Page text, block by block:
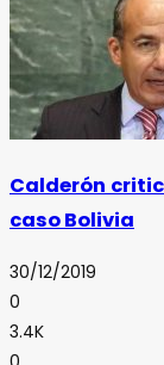
Calderón
caso Bolivia
30/12/2019
0
3.4K